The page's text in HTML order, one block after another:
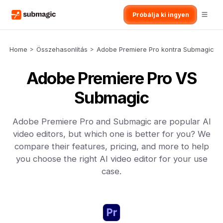
Próbálja ki ingyen
Home > Összehasonlítás > Adobe Premiere Pro kontra Submagic
Adobe Premiere Pro VS
Submagic
Adobe Premiere Pro and Submagic are popular AI
video editors, but which one is better for you? We
compare their features, pricing, and more to help
you choose the right AI video editor for your use
case.